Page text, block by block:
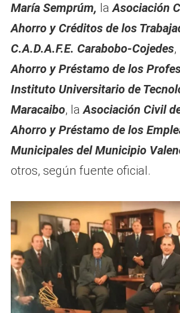
María Semprúm, laAsociación
Ahorro y Créditos de los
C.A.D.A.F.E. Carabobo-Cojedes,
Ahorro y Préstamo de los
Instituto Universitario de
Maracaibo, laAsociación Civil
Ahorro y Préstamo de los
Municipales del Municipio
otros, según fuente oficial.